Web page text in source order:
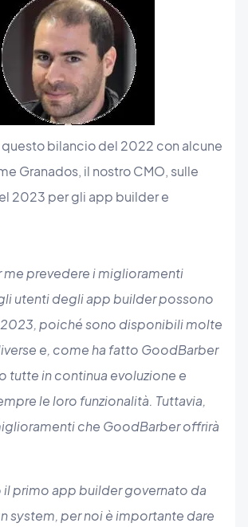
bilancio del 2022 con alcune
Granados, il nostro CMO, sulle
2023 per gli app builder e
me prevedere i miglioramenti
utenti degli app builder possono
poiché sono disponibili molte
e, come ha fatto GoodBarber
tutte in continua evoluzione e
le loro funzionalità. Tuttavia,
che GoodBarber offrirà
il primo app builder governato da
system, per noi è importante dare